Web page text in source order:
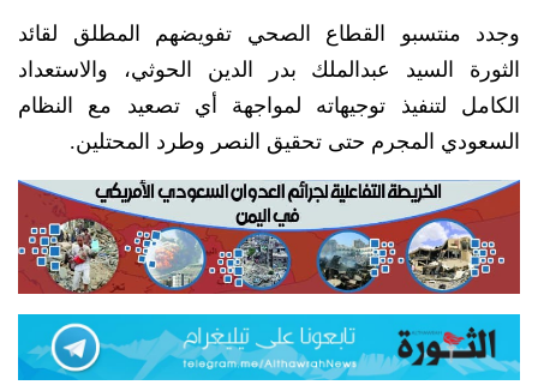
وجدد منتسبو القطاع الصحي تفويضهم المطلق لقائد
الثورة السيد عبدالملك بدر الدين الحوثي، والاستعداد
الكامل لتنفيذ توجيهاته لمواجهة أي تصعيد مع النظام
السعودي المجرم حتى تحقيق النصر وطرد المحتلين.